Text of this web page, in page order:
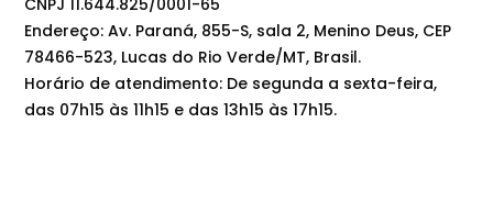
CNPJ 11.644.825/0001-65
Endereço: Av. Paraná, 855-S, sala 2, Menino Deus, CEP
78466-523, Lucas do Rio Verde/MT, Brasil.
Horário de atendimento: De segunda a sexta-feira,
das 07h15 às 11h15 e das 13h15 às 17h15.